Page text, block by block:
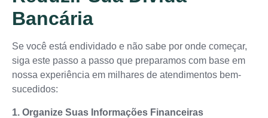
Bancária
Se você está endividado e não sabe por onde começar,
siga este passo a passo que preparamos com base em
nossa experiência em milhares de atendimentos bem-
sucedidos:
1. Organize Suas Informações Financeiras